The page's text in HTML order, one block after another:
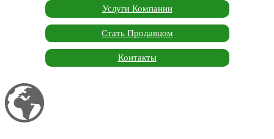
Услуги Компании
Стать Продавцом
Контакты